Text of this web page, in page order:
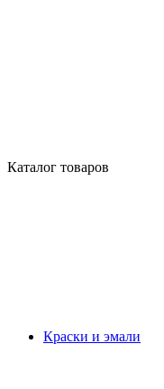
Каталог товаров
Краски и эмали